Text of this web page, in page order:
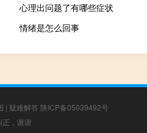
心理出问题了有哪些症状
情绪是怎么回事
| 疑难解答 陕ICP备05039492号
，谢谢